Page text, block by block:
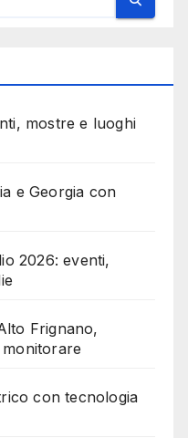
mostre e luoghi
e Georgia con
2026: eventi,
Frignano,
con tecnologia